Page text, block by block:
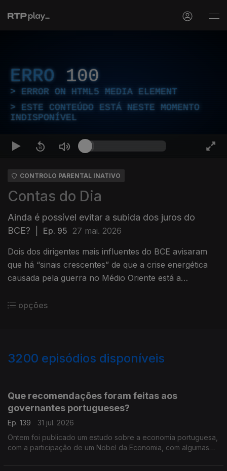
ERRO 100
ERROR ON HTML5 MEDIA ELEMENT
ESTE CONTEÚDO ESTÁ NESTE MOMENTO
INDISPONÍVEL
CONTROLO PARENTAL INATIVO
Contas do Dia
Ainda é possível evitar a subida dos juros do
BCE?
Ep. 95 27 mai. 2026
Dois dos dirigentes mais influentes do BCE avisaram
que há “sinais crescentes” de que a crise energética
causada pela guerra no Médio Oriente está a
Clara Teixeira.
opções
3200 episódios disponíveis
Que recomendações foram feitas aos
governantes portugueses?
Ep. 139
31 jul. 2026
Ontem foi publicado um estudo sobre a economia portuguesa,
com a participação de um Nobel da Economia, com algumas